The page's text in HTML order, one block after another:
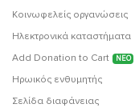
Κοινωφελείς οργανώσεις
Ηλεκτρονικά καταστήματα
Add Donation to Cart
ΝΕΟ
Ηρωικός ενθυμητής
Σελίδα διαφάνειας